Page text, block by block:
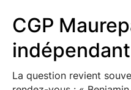
CGP
La question revient